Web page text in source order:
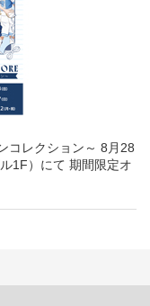
コレクション～ 8月28
1F）にて 期間限定オ